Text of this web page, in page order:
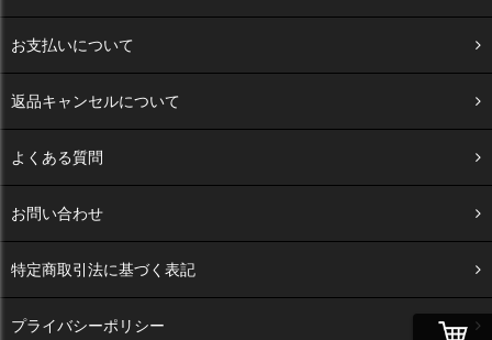
お支払いについて
返品キャンセルについて
よくある質問
お問い合わせ
特定商取引法に基づく表記
プライバシーポリシー